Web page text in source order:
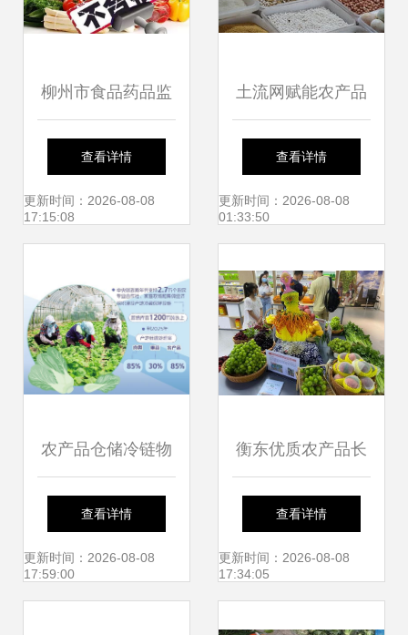
柳州市食品药品监
管局公布畜禽产品
专项抽检结果 178
格率公布，强化源
头管控保障‘舌尖安
查看详情
更新时间：2026-08-08
17:15:08
土流网赋能农产品
品牌建设 从土地到
品牌的生态闭环
查看详情
更新时间：2026-08-08
01:33:50
农产品仓储冷链物
流建设取得成效 补
齐农产品"最初一公
查看详情
更新时间：2026-08-08
17:59:00
衡东优质农产品长
沙推介周启动 绿色
风味引燃星城市场
查看详情
更新时间：2026-08-08
17:34:05